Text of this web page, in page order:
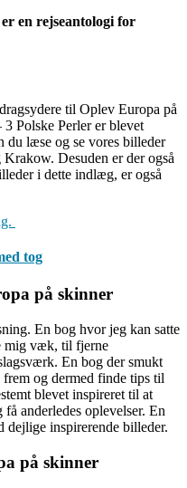
en rejseantologi for
til Oplev Europa på
3 Polske Perler er blevet
du læse og se vores billeder
Desuden er der også
i dette indlæg, er også
på skinner
En bog hvor jeg kan satte
mig væk, til fjerne
En bog der smukt
og dermed finde tips til
blevet inspireret til at
anderledes oplevelser. En
dejlige inspirerende billeder.
på skinner